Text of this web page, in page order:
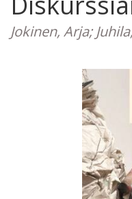
Jokinen, Arja;